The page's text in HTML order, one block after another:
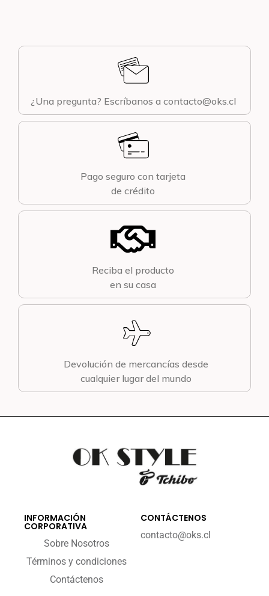
¿Una pregunta? Escríbanos a contacto@oks.cl
Pago seguro con tarjeta
de crédito
Reciba el producto
en su casa
Devolución de mercancías desde
cualquier lugar del mundo
INFORMACIÓN
CORPORATIVA
Sobre Nosotros
Términos y condiciones
Contáctenos
CONTÁCTENOS
contacto@oks.cl